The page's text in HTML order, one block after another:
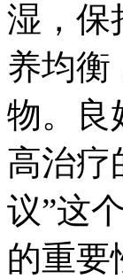
湿，保
养均衡
物。良
高治疗
议”这
的重要